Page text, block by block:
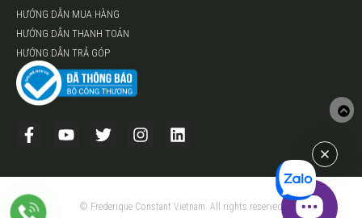
HƯỚNG DẪN MUA HÀNG
HƯỚNG DẪN THANH TOÁN
HƯỚNG DẪN TRẢ GÓP
© Frederique Constant Vietnam. All rights reserved